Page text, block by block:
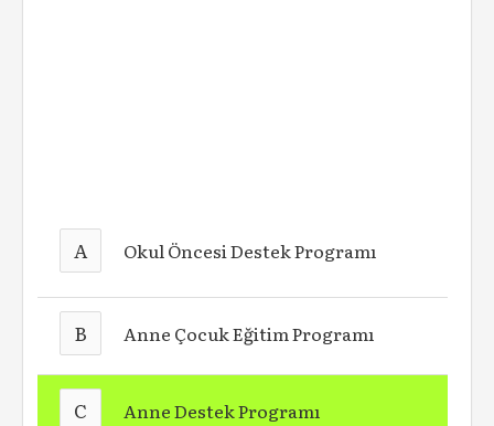
A Okul Öncesi Destek Programı
B Anne Çocuk Eğitim Programı
C Anne Destek Programı